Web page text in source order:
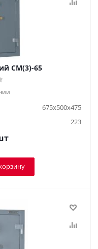
СМ(3)-65
675x500x475
223